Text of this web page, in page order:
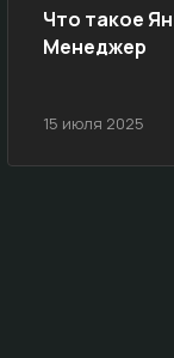
15 июля 2025
Что такое
Менеджер